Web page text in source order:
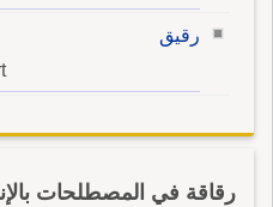
رقيق
رقاقة في المصطلحات